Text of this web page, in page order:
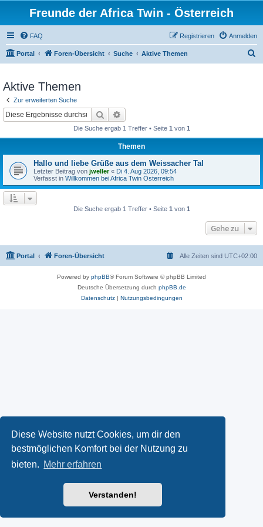
Diese Website nutzt Cookies, um dir den
bestmöglichen Komfort bei der Nutzung zu
bieten. Mehr erfahren
Verstanden!
Freunde der Africa Twin - Österreich
FAQ Anmelden
Registrieren
Portal Foren-Übersicht Suche Aktive Themen
Aktive Themen
Zur erweiterten Suche
Suche
Die Suche ergab 1 Treffer • Seite 1 von 1
Themen
Hallo und liebe Grüße aus dem Weissacher Tal
Letzter Beitrag von jweller« Di 4. Aug 2026, 09:54
Verfasst in Willkommen bei Africa Twin Österreich
Die Suche ergab 1 Treffer • Seite 1 von 1
Gehe zu
Portal Foren-Übersicht Alle Zeiten sind UTC+02:00
Powered by phpBB® Forum Software © phpBB Limited
Deutsche Übersetzung durch phpBB.de
Datenschutz| Nutzungsbedingungen